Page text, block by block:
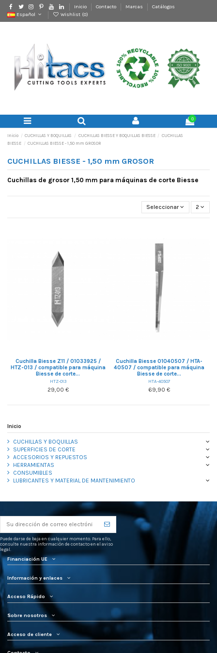
Inicio Contacto Marcas
Catálogos
Español
Wishlist (0)
0
Inicio CUCHILLAS Y BOQUILLAS CUCHILLAS BIESSE Y BOQUILLAS BIESSE
CUCHILLAS
BIESSE
CUCHILLAS BIESSE - 1,50 mm GROSOR
CUCHILLAS BIESSE - 1,50 mm GROSOR
Cuchillas de grosor 1,50 mm para máquinas de corte Biesse
Seleccionar 2
Cuchilla Biesse Z11 / 01033925 /
HTZ-013 / compatible para máquina
Biesse de corte...
HTZ-013
29,00 €
Cuchilla Biesse 01040507 / HTA-
40507 / compatible para máquina
Biesse de corte...
HTA-40507
69,90 €
Inicio
CUCHILLAS Y BOQUILLAS
SUPERFICIES DE CORTE
ACCESORIOS Y REPUESTOS
HERRAMIENTAS
CONSUMIBLES
LUBRICANTES Y MATERIAL DE MANTENIMIENTO
Puede darse de baja en cualquier momento. Para ello,
consulte nuestra información de contacto en el aviso
legal.
Financiación UE
Información y enlaces
Acceso Rápido
Sobre nosotros
Acceso de cliente